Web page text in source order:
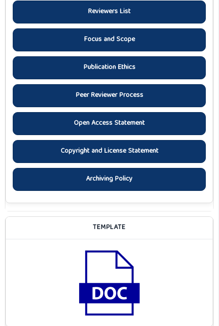
Reviewers List
Focus and Scope
Publication Ethics
Peer Reviewer Process
Open Access Statement
Copyright and License Statement
Archiving Policy
TEMPLATE